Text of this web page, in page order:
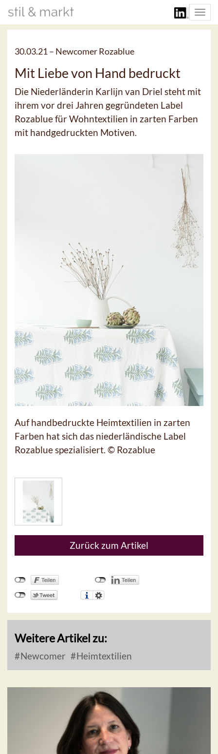
30.03.21 – Newcomer Rozablue
Mit Liebe von Hand bedruckt
Die Niederländerin Karlijn van Driel steht mit
ihrem vor drei Jahren gegründeten Label
Rozablue für Wohntextilien in zarten Farben
mit handgedruckten Motiven.
Auf handbedruckte Heimtextilien in zarten
Farben hat sich das niederländische Label
Rozablue spezialisiert. © Rozablue
Zurück zum Artikel
Weitere Artikel zu:
Newcomer Heimtextilien